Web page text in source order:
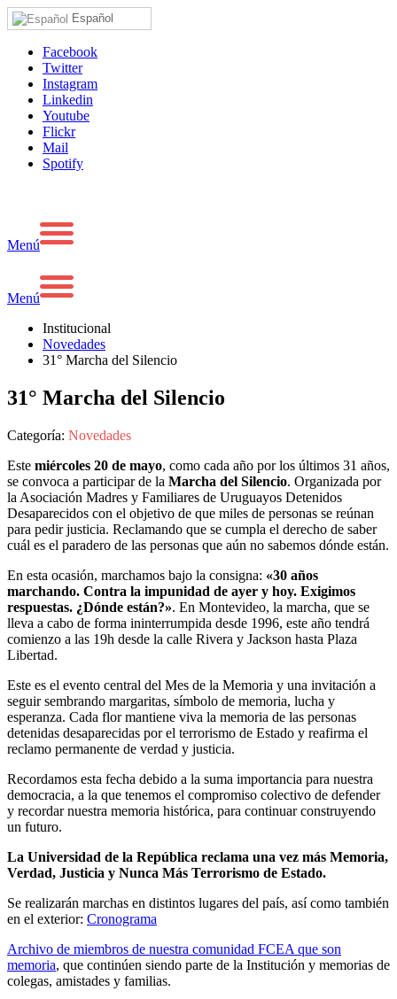
Español
Facebook
Twitter
Instagram
Linkedin
Youtube
Flickr
Mail
Spotify
Menú
Menú
Institucional
Novedades
31° Marcha del Silencio
31° Marcha del Silencio
Categoría: Novedades
Este miércoles 20 de mayo, como cada año por los últimos 31 años,
se convoca a participar de la Marcha del Silencio. Organizada por
la Asociación Madres y Familiares de Uruguayos Detenidos
Desaparecidos con el objetivo de que miles de personas se reúnan
para pedir justicia. Reclamando que se cumpla el derecho de saber
cuál es el paradero de las personas que aún no sabemos dónde están.
En esta ocasión, marchamos bajo la consigna: «30 años
marchando. Contra la impunidad de ayer y hoy. Exigimos
respuestas. ¿Dónde están?». En Montevideo, la marcha, que se
lleva a cabo de forma ininterrumpida desde 1996, este año tendrá
comienzo a las 19h desde la calle Rivera y Jackson hasta Plaza
Libertad.
Este es el evento central del Mes de la Memoria y una invitación a
seguir sembrando margaritas, símbolo de memoria, lucha y
esperanza. Cada flor mantiene viva la memoria de las personas
detenidas desaparecidas por el terrorismo de Estado y reafirma el
reclamo permanente de verdad y justicia.
Recordamos esta fecha debido a la suma importancia para nuestra
democracia, a la que tenemos el compromiso colectivo de defender
y recordar nuestra memoria histórica, para continuar construyendo
un futuro.
La Universidad de la República reclama una vez más Memoria,
Verdad, Justicia y Nunca Más Terrorismo de Estado.
Se realizarán marchas en distintos lugares del país, así como también
en el exterior: Cronograma
Archivo de miembros de nuestra comunidad FCEA que son
memoria, que continúen siendo parte de la Institución y memorias de
colegas, amistades y familias.